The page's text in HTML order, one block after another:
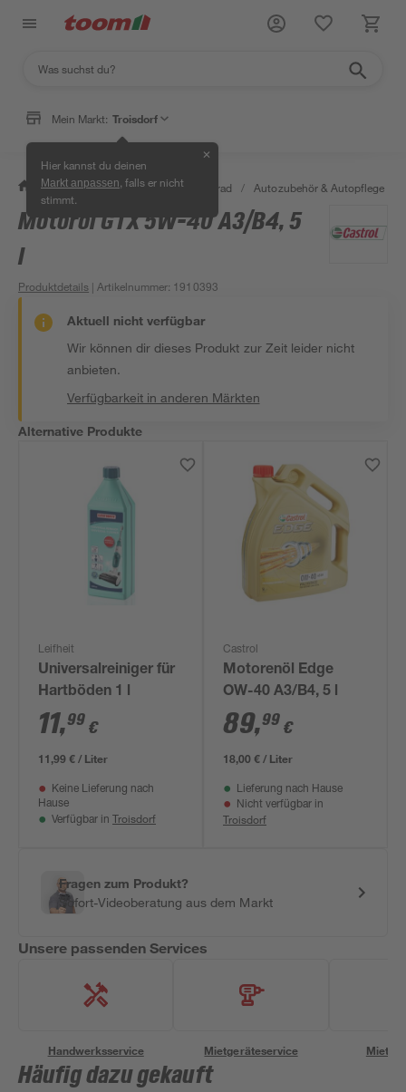
Mein Markt: Troisdorf
Hier kannst du deinen
Markt anpassen , falls er nicht
stimmt.
✕
/ Garten & Freizeit / Auto & Fahrrad / Autozubehör & Autopflege
Motoröl GTX 5W-40 A3/B4, 5
l
Produktdetails | Artikelnummer: 1910393
Aktuell nicht verfügbar
Wir können dir dieses Produkt zur Zeit leider nicht
anbieten.
Verfügbarkeit in anderen Märkten
Alternative Produkte
Leifheit
Universalreiniger für
Hartböden 1 l
11,99 €
11,99 € / Liter
Keine Lieferung nach
Hause
Verfügbar in Troisdorf
Castrol
Motorenöl Edge
OW-40 A3/B4, 5 l
89,99 €
18,00 € / Liter
Lieferung nach Hause
Nicht verfügbar in
Troisdorf
Fragen zum Produkt?
Sofort-Videoberatung aus dem Markt
Unsere passenden Services
Handwerksservice Mietgeräteservice
Häufig dazu gekauft